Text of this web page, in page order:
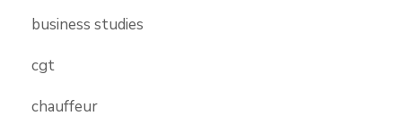
business studies
cgt
chauffeur